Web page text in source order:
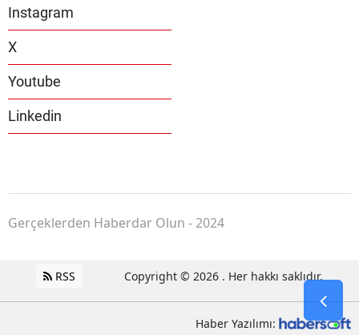
Instagram
X
Youtube
Linkedin
Gerçeklerden Haberdar Olun - 2024
RSS Copyright © 2026 . Her hakkı saklıdır.
Haber Yazılımı: